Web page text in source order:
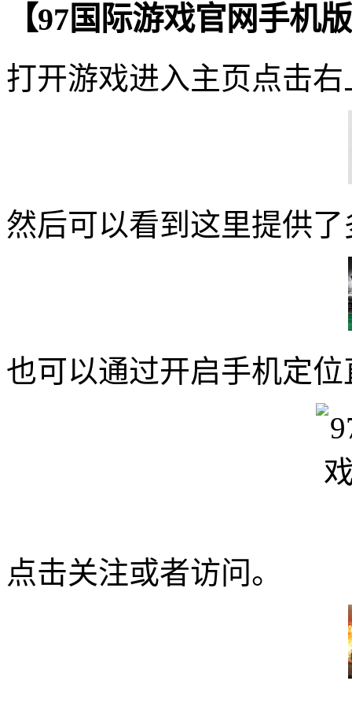
【97国际游戏官网手机
打开游戏进入主页点击
然后可以看到这里提供
也可以通过开启手机定
点击关注或者访问。